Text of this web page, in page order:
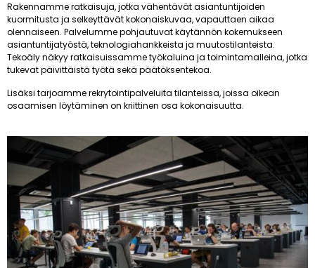
Rakennamme ratkaisuja, jotka vähentävät asiantuntijoiden
kuormitusta ja selkeyttävät kokonaiskuvaa, vapauttaen aikaa
olennaiseen. Palvelumme pohjautuvat käytännön kokemukseen
asiantuntijatyöstä, teknologiahankkeista ja muutostilanteista.
Tekoäly näkyy ratkaisuissamme työkaluina ja toimintamalleina, jotka
tukevat päivittäistä työtä sekä päätöksentekoa.
Lisäksi tarjoamme rekrytointipalveluita tilanteissa, joissa oikean
osaamisen löytäminen on kriittinen osa kokonaisuutta.